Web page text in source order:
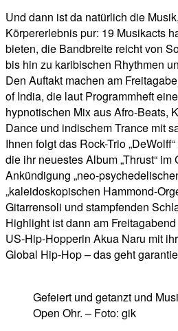
Und dann ist da natürlich die
Körpererlebnis pur: 19 Musikacts
bieten, die Bandbreite reicht von
bis hin zu karibischen Rhythmen
Den Auftakt machen am
of India, die laut Programmheft
hypnotischen Mix aus Afro-Beats,
Dance und indischem Trance mit
Ihnen folgt das Rock-Trio
die ihr neuestes Album „Thrust“
Ankündigung „neo-
„kaleidoskopischen Hammond-
Gitarrensoli und stampfenden
Highlight ist dann am
US-Hip-Hopperin Akua Naru mit
Global Hip-Hop – das geht
Gefeiert und getanzt und
Open Ohr. – Foto: gik